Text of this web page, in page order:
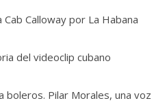
Cab Calloway por La Habana
del videoclip cubano
boleros. Pilar Morales, una voz